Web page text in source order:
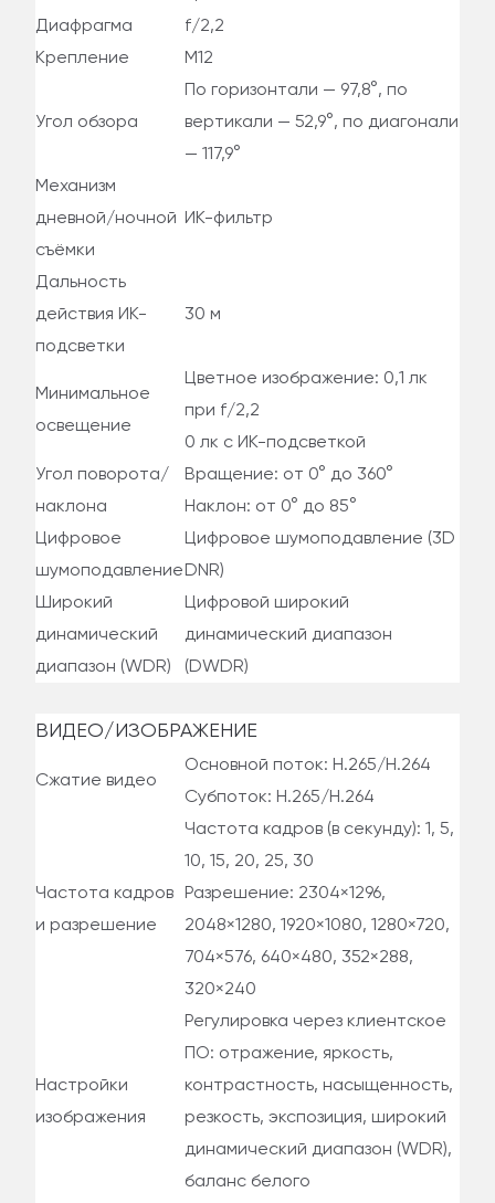
Диафрагма
f/2,2
Крепление
M12
Угол обзора
По горизонтали — 97,8°, по
вертикали — 52,9°, по диагонали
— 117,9°
Механизм
дневной/ночной
съёмки
ИК-фильтр
Дальность
действия ИК-
подсветки
30 м
Минимальное
освещение
Цветное изображение: 0,1 лк
при f/2,2
0 лк с ИК-подсветкой
Угол поворота/
наклона
Вращение: от 0° до 360°
Наклон: от 0° до 85°
Цифровое
шумоподавление
Цифровое шумоподавление (3D
DNR)
Широкий
динамический
диапазон (WDR)
Цифровой широкий
динамический диапазон
(DWDR)
ВИДЕО/ИЗОБРАЖЕНИЕ
Сжатие видео
Основной поток: H.265/H.264
Субпоток: H.265/H.264
Частота кадров
и разрешение
Частота кадров (в секунду): 1, 5,
10, 15, 20, 25, 30
Разрешение: 2304×1296,
2048×1280, 1920×1080, 1280×720,
704×576, 640×480, 352×288,
320×240
Настройки
изображения
Регулировка через клиентское
ПО: отражение, яркость,
контрастность, насыщенность,
резкость, экспозиция, широкий
динамический диапазон (WDR),
баланс белого